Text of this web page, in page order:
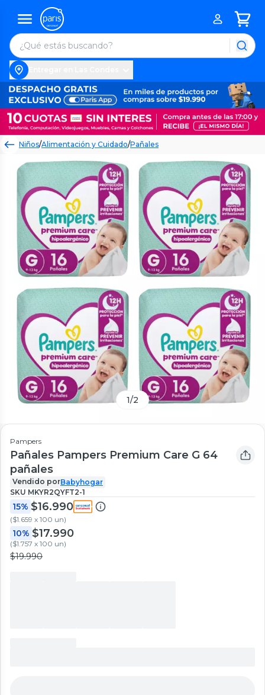
Niños/Alimentación y Cuidado/Pañales
1/2
Pampers
Pañales Pampers Premium Care G 64
pañales
Vendido porBabyhogar
SKU MKYR2QYFT2-1
15% $16.990
($1.659 x 100 un)
10% $17.990
($1.757 x 100 un)
$19.990